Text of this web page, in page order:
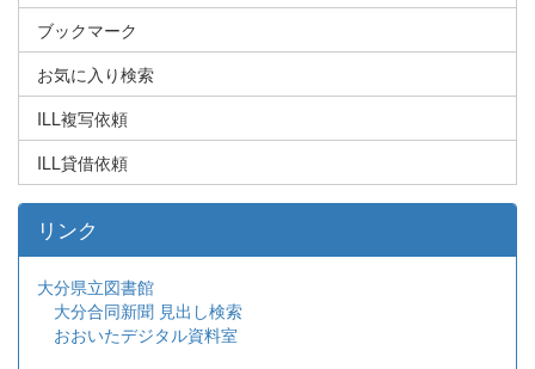
ブックマーク
お気に入り検索
ILL複写依頼
ILL貸借依頼
リンク
大分県立図書館
大分合同新聞 見出し検索
おおいたデジタル資料室